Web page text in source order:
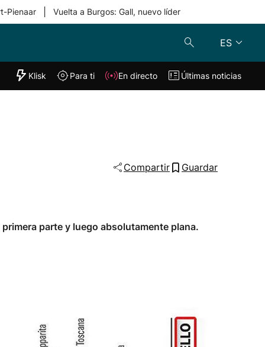
Pienaar Vuelta a Burgos: Gall, nuevo líder
ES
"Helmuga"
Klisk En directo
Klisk Para ti En directo Últimas noticias
Compartir Guardar
parte y luego absolutamente plana.